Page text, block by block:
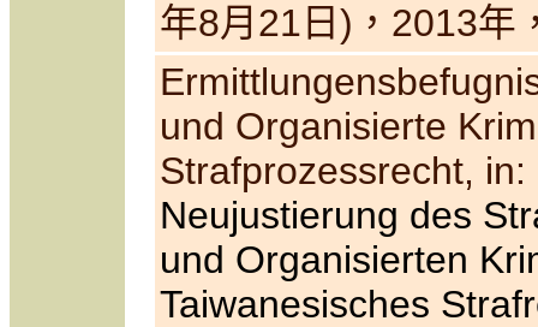
年8月21日)，2013年
Ermittlungensb
und Organisierte
Strafprozessrecht, in:
Neujustierung des
und Organisierten
Taiwanesisches